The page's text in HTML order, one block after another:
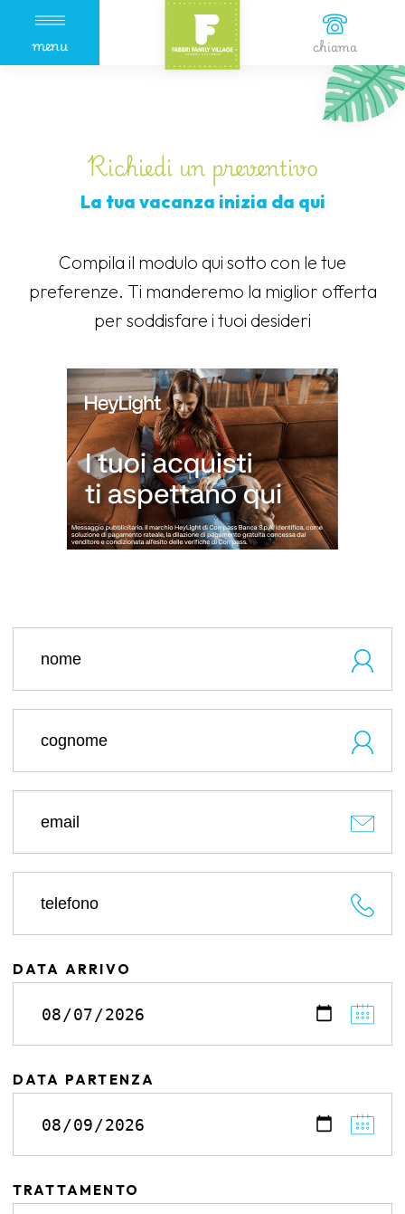
menu chiama
Richiedi un preventivo
La tua vacanza inizia da qui
Compila il modulo qui sotto con le tue
preferenze. Ti manderemo la miglior offerta
per soddisfare i tuoi desideri
DATA ARRIVO
DATA PARTENZA
TRATTAMENTO